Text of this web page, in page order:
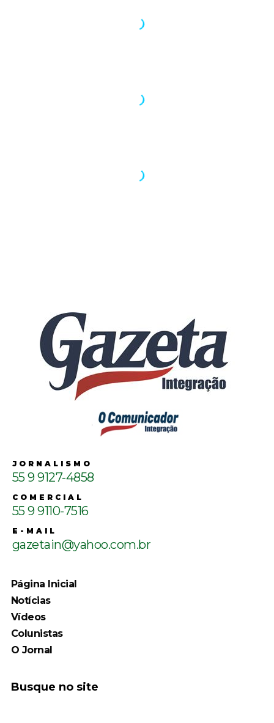
JORNALISMO
55 9 9127-4858
COMERCIAL
55 9 9110-7516
E-MAIL
gazetain@yahoo.com.br
Página Inicial
Notícias
Vídeos
Colunistas
O Jornal
Busque no site